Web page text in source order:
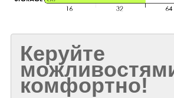
Керуйте
комфортно!